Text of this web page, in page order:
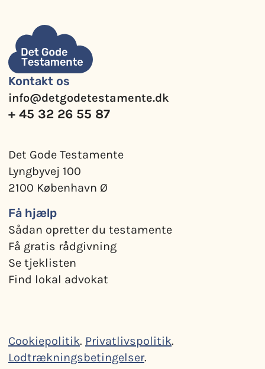
Kontakt os
info@detgodetestamente.dk
+ 45 32 26 55 87
Det Gode Testamente
Lyngbyvej 100
2100 København Ø
Få hjælp
Sådan opretter du testamente
Få gratis rådgivning
Se tjeklisten
Find lokal advokat
Cookiepolitik. Privatlivspolitik.
Lodtrækningsbetingelser.